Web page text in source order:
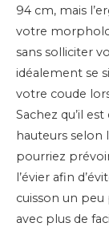
94 cm, mais
votre
sans solliciter
idéalement se
votre coude
Sachez qu’il
hauteurs selon
pourriez
l’évier afin
cuisson un peu
avec plus de